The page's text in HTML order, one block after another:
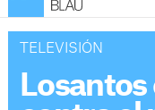
TELEVISIÓN